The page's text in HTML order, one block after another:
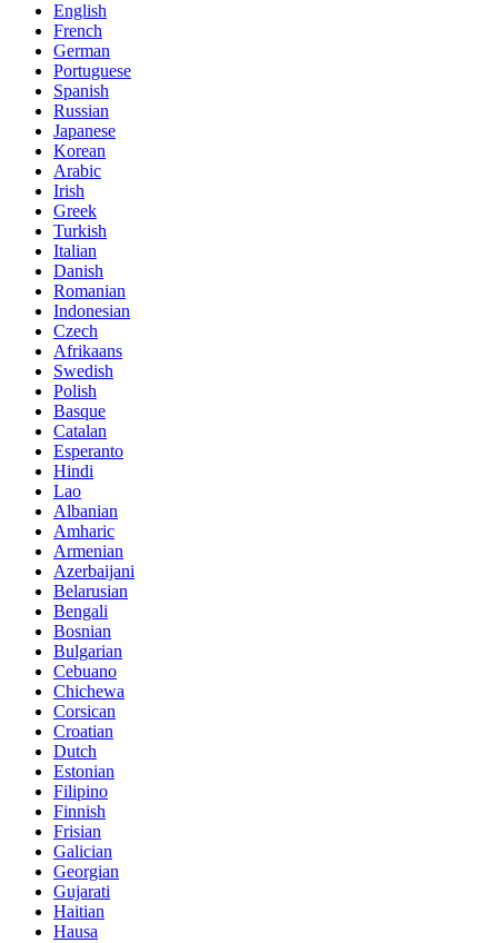
English
French
German
Portuguese
Spanish
Russian
Japanese
Korean
Arabic
Irish
Greek
Turkish
Italian
Danish
Romanian
Indonesian
Czech
Afrikaans
Swedish
Polish
Basque
Catalan
Esperanto
Hindi
Lao
Albanian
Amharic
Armenian
Azerbaijani
Belarusian
Bengali
Bosnian
Bulgarian
Cebuano
Chichewa
Corsican
Croatian
Dutch
Estonian
Filipino
Finnish
Frisian
Galician
Georgian
Gujarati
Haitian
Hausa